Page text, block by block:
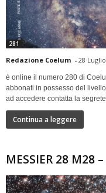
281
Redazione Coelum - 28
è online il numero 280 di
abbonati in possesso del
ad accedere contatta la
Continua a leggere
MESSIER 28 M28